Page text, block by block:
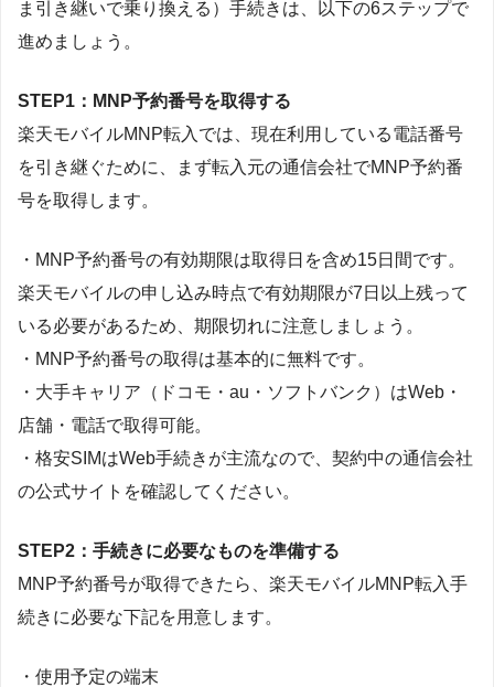
ま引き継いで乗り換える）手続きは、以下の6ステップで
進めましょう。
STEP1：MNP予約番号を取得する
楽天モバイルMNP転入では、現在利用している電話番号
を引き継ぐために、まず転入元の通信会社でMNP予約番
号を取得します。
・MNP予約番号の有効期限は取得日を含め15日間です。
楽天モバイルの申し込み時点で有効期限が7日以上残って
いる必要があるため、期限切れに注意しましょう。
・MNP予約番号の取得は基本的に無料です。
・大手キャリア（ドコモ・au・ソフトバンク）はWeb・
店舗・電話で取得可能。
・格安SIMはWeb手続きが主流なので、契約中の通信会社
の公式サイトを確認してください。
STEP2：手続きに必要なものを準備する
MNP予約番号が取得できたら、楽天モバイルMNP転入手
続きに必要な下記を用意します。
・使用予定の端末